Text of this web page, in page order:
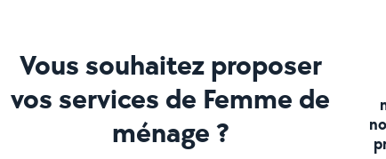
Vous souhaitez proposer
vos services de Femme de
ménage ?